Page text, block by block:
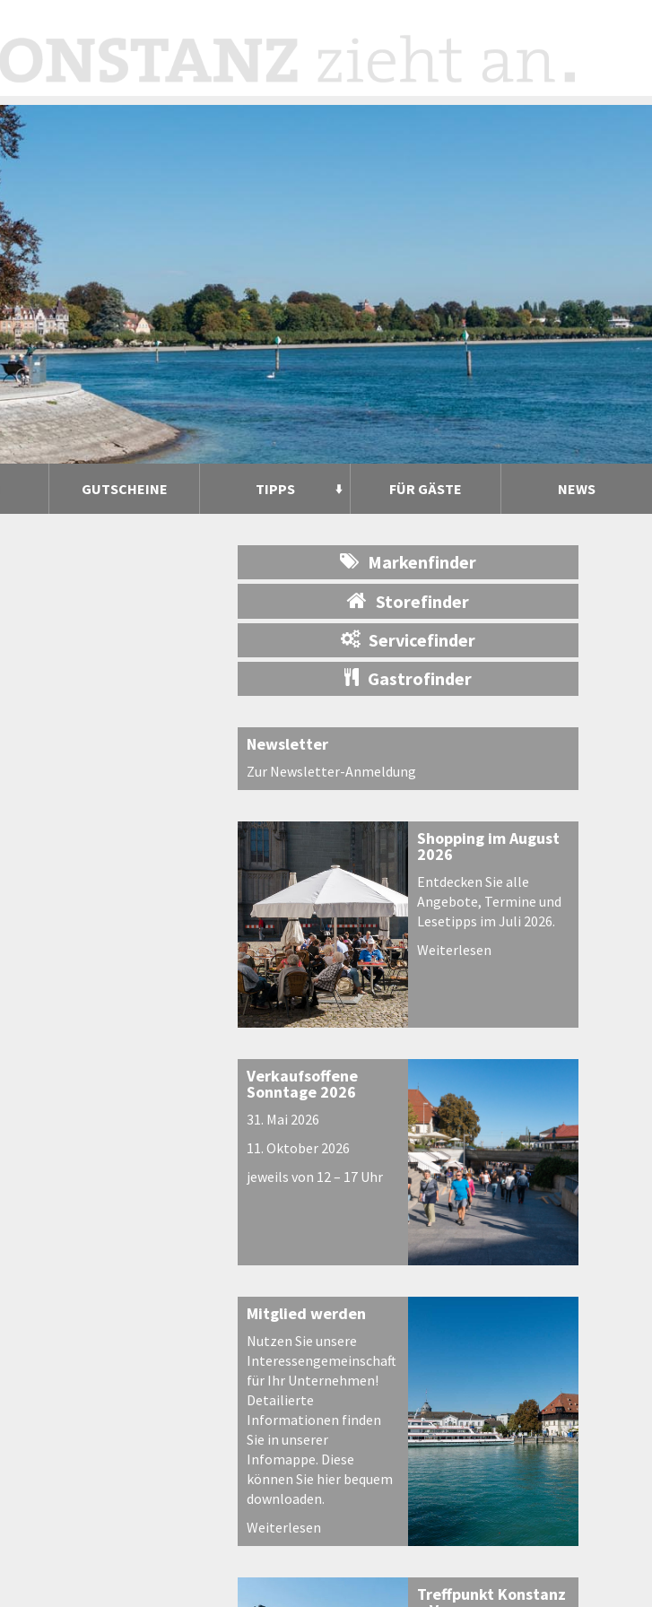
GUTSCHEINE TIPPS FÜR GÄSTE NEWS
Markenfinder
Storefinder
Servicefinder
Gastrofinder
Newsletter
Zur Newsletter-Anmeldung
Shopping im August
2026
Entdecken Sie alle
Angebote, Termine und
Lesetipps im Juli 2026.
Weiterlesen
Verkaufsoffene
Sonntage 2026
31. Mai 2026
11. Oktober 2026
jeweils von 12 – 17 Uhr
Mitglied werden
Nutzen Sie unsere
Interessengemeinschaft
für Ihr Unternehmen!
Detailierte
Informationen finden
Sie in unserer
Infomappe. Diese
können Sie hier bequem
downloaden.
Weiterlesen
Treffpunkt Konstanz